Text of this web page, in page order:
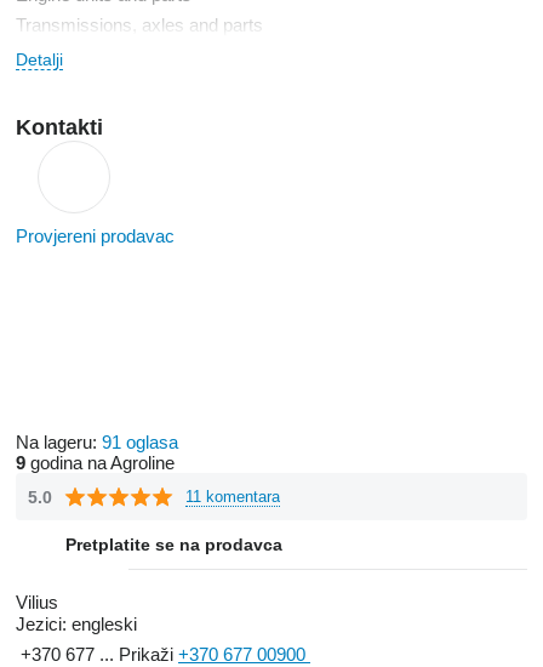
Transmissions, axles and parts
Hydraulic pumps, motors, valves, repair sets
Detalji
Kontakti
Provjereni prodavac
Na lageru: 91 oglasa
9 godina na Agroline
5.0 11 komentara
Pretplatite se na prodavca
Vilius
Jezici: engleski
+370 677 ... Prikaži +370 677 00900